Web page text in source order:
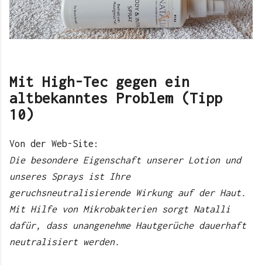
Mit High-Tec gegen ein
altbekanntes Problem (Tipp
10)
Von der Web-Site:
Die besondere Eigenschaft unserer Lotion und
unseres Sprays ist Ihre
geruchsneutralisierende Wirkung auf der Haut.
Mit Hilfe von Mikrobakterien sorgt Natalli
dafür, dass unangenehme Hautgerüche dauerhaft
neutralisiert werden.